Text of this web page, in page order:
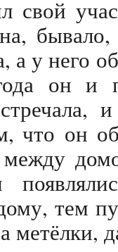
свой
бывало,
а у него
он и
что он
между
тем
метёлки,